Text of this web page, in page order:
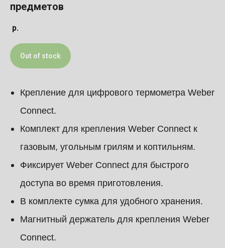
предметов
р.
Out of stock
Крепление для цифрового термометра Weber
Connect.
Комплект для крепления Weber Connect к
газовым, угольным грилям и коптильням.
Фиксирует Weber Connect для быстрого
доступа во время приготовления.
В комплекте сумка для удобного хранения.
Магнитный держатель для крепления Weber
Connect.